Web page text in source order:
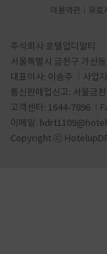
이용약관 유료
주식회사 호텔업디알티
서울특별시 금천구 가산
대표이사: 이송주
사업
통신판매업신고: 서울금
고객센터: 1644-7896
이메일:
Copyright ⓒ